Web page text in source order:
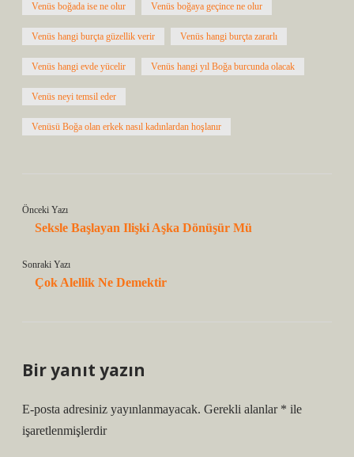
Venüs boğada ise ne olur Venüs boğaya geçince ne olur
Venüs hangi burçta güzellik verir Venüs hangi burçta zararlı
Venüs hangi evde yücelir Venüs hangi yıl Boğa burcunda olacak
Venüs neyi temsil eder
Venüsü Boğa olan erkek nasıl kadınlardan hoşlanır
Önceki Yazı
Seksle Başlayan Ilişki Aşka Dönüşür Mü
Sonraki Yazı
Çok Alellik Ne Demektir
Bir yanıt yazın
E-posta adresiniz yayınlanmayacak. Gerekli alanlar * ile
işaretlenmişlerdir